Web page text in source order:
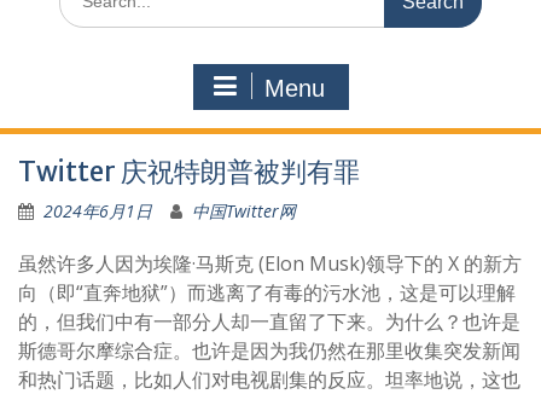
for:
Menu
Twitter 庆祝特朗普被判有罪
2024年6月1日 中国Twitter网
虽然许多人因为埃隆·马斯克 (Elon Musk)领导下的 X 的新方
向（即“直奔地狱”）而逃离了有毒的污水池，这是可以理解
的，但我们中有一部分人却一直留了下来。为什么？也许是
斯德哥尔摩综合症。也许是因为我仍然在那里收集突发新闻
和热门话题，比如人们对电视剧集的反应。坦率地说，这也